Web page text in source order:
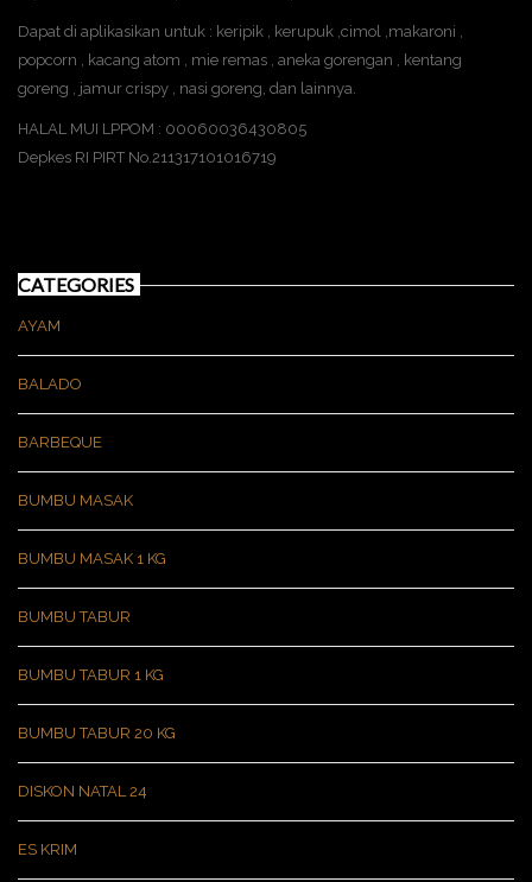
Dapat di aplikasikan untuk : keripik , kerupuk ,cimol ,makaroni ,
popcorn , kacang atom , mie remas , aneka gorengan , kentang
goreng , jamur crispy , nasi goreng, dan lainnya.
HALAL MUI LPPOM : 00060036430805
Depkes RI PIRT No.211317101016719
CATEGORIES
AYAM
BALADO
BARBEQUE
BUMBU MASAK
BUMBU MASAK 1 KG
BUMBU TABUR
BUMBU TABUR 1 KG
BUMBU TABUR 20 KG
DISKON NATAL 24
ES KRIM